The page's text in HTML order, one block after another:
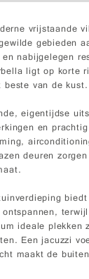
vrijstaande
gebieden
nabijgelegen
ligt op korte
van de kust.
eigentijdse
en
deuren
ideale plekken
Een jacuzzi
maakt de